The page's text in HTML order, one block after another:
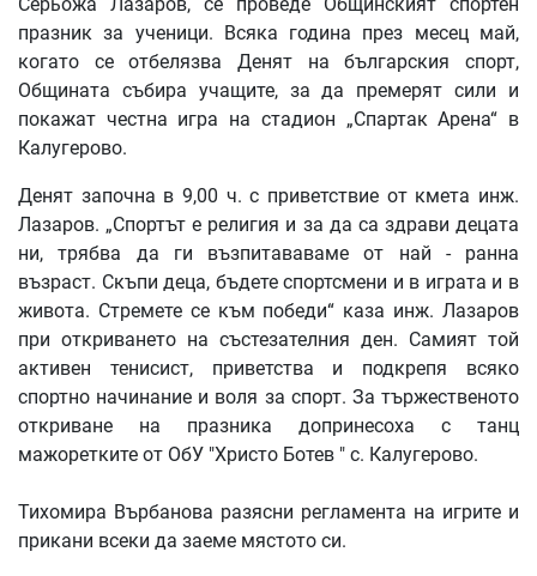
празник за ученици. Всяка година през месец май,
когато се отбелязва Денят на българския спорт,
Общината събира учащите, за да премерят сили и
покажат честна игра на стадион „Спартак Арена“ в
Калугерово.
Денят започна в 9,00 ч. с приветствие от кмета инж.
Лазаров. „Спортът е религия и за да са здрави децата
ни, трябва да ги възпитававаме от най - ранна
възраст. Скъпи деца, бъдете спортсмени и в играта и в
живота. Стремете се към победи“ каза инж. Лазаров
при откриването на състезателния ден. Самият той
активен тенисист, приветства и подкрепя всяко
спортно начинание и воля за спорт. За тържественото
откриване на празника допринесоха с танц
мажоретките от ОбУ "Христо Ботев " с. Калугерово.
Тихомира Върбанова разясни регламента на игрите и
прикани всеки да заеме мястото си.